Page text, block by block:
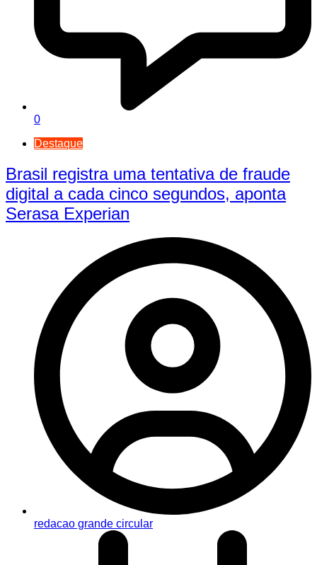
0
Destaque
Brasil registra uma tentativa de fraude
digital a cada cinco segundos, aponta
Serasa Experian
redacao grande circular